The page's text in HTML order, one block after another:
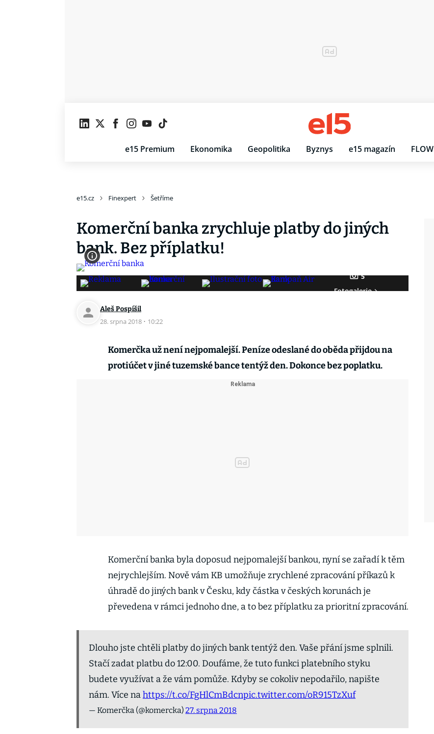
e15 Premium Ekonomika Geopolitika Byznys e15 magazín FLOW
e15.cz Finexpert Šetříme
Komerční banka zrychluje platby do jiných
bank. Bez příplatku!
5
Fotogalerie
Aleš Pospíšil
28. srpna 2018 · 10:22
Komerčka už není nejpomalejší. Peníze odeslané do oběda přijdou na
protiúčet v jiné tuzemské bance tentýž den. Dokonce bez poplatku.
Komerční banka byla doposud nejpomalejší bankou, nyní se zařadí k těm
nejrychlejším. Nově vám KB umožňuje zrychlené zpracování příkazů k
úhradě do jiných bank v Česku, kdy částka v českých korunách je
převedena v rámci jednoho dne, a to bez příplatku za prioritní zpracování.
Dlouho jste chtěli platby do jiných bank tentýž den. Vaše přání jsme splnili.
Stačí zadat platbu do 12:00. Doufáme, že tuto funkci platebního styku
budete využívat a že vám pomůže. Kdyby se cokoliv nepodařilo, napište
nám. Více nahttps://t.co/FgHlCmBdcnpic.twitter.com/oR915TzXuf
— Komerčka (@komercka) 27. srpna 2018